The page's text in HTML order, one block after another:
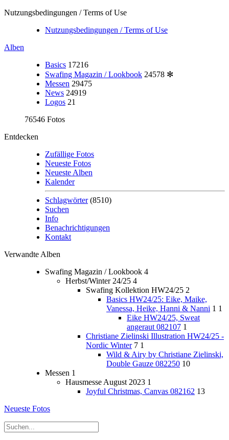
Nutzungsbedingungen / Terms of Use
Nutzungsbedingungen / Terms of Use
Alben
Basics 17216
Swafing Magazin / Lookbook 24578 ✻
Messen 29475
News 24919
Logos 21
76546 Fotos
Entdecken
Zufällige Fotos
Neueste Fotos
Neueste Alben
Kalender
Schlagwörter(8510)
Suchen
Info
Benachrichtigungen
Kontakt
Verwandte Alben
Swafing Magazin / Lookbook 4
Herbst/Winter 24/25 4
Swafing Kollektion HW24/25 2
Basics HW24/25: Eike, Maike,
Vanessa, Heike, Hanni & Nanni 1 1
Eike HW24/25, Sweat
angeraut 082107 1
Christiane Zielinski Illustration HW24/25 -
Nordic Winter 7 1
Wild & Airy by Christiane Zielinski,
Double Gauze 082250 10
Messen 1
Hausmesse August 2023 1
Joyful Christmas, Canvas 082162 13
Neueste Fotos